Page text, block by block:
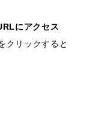
にアクセス
クリックすると